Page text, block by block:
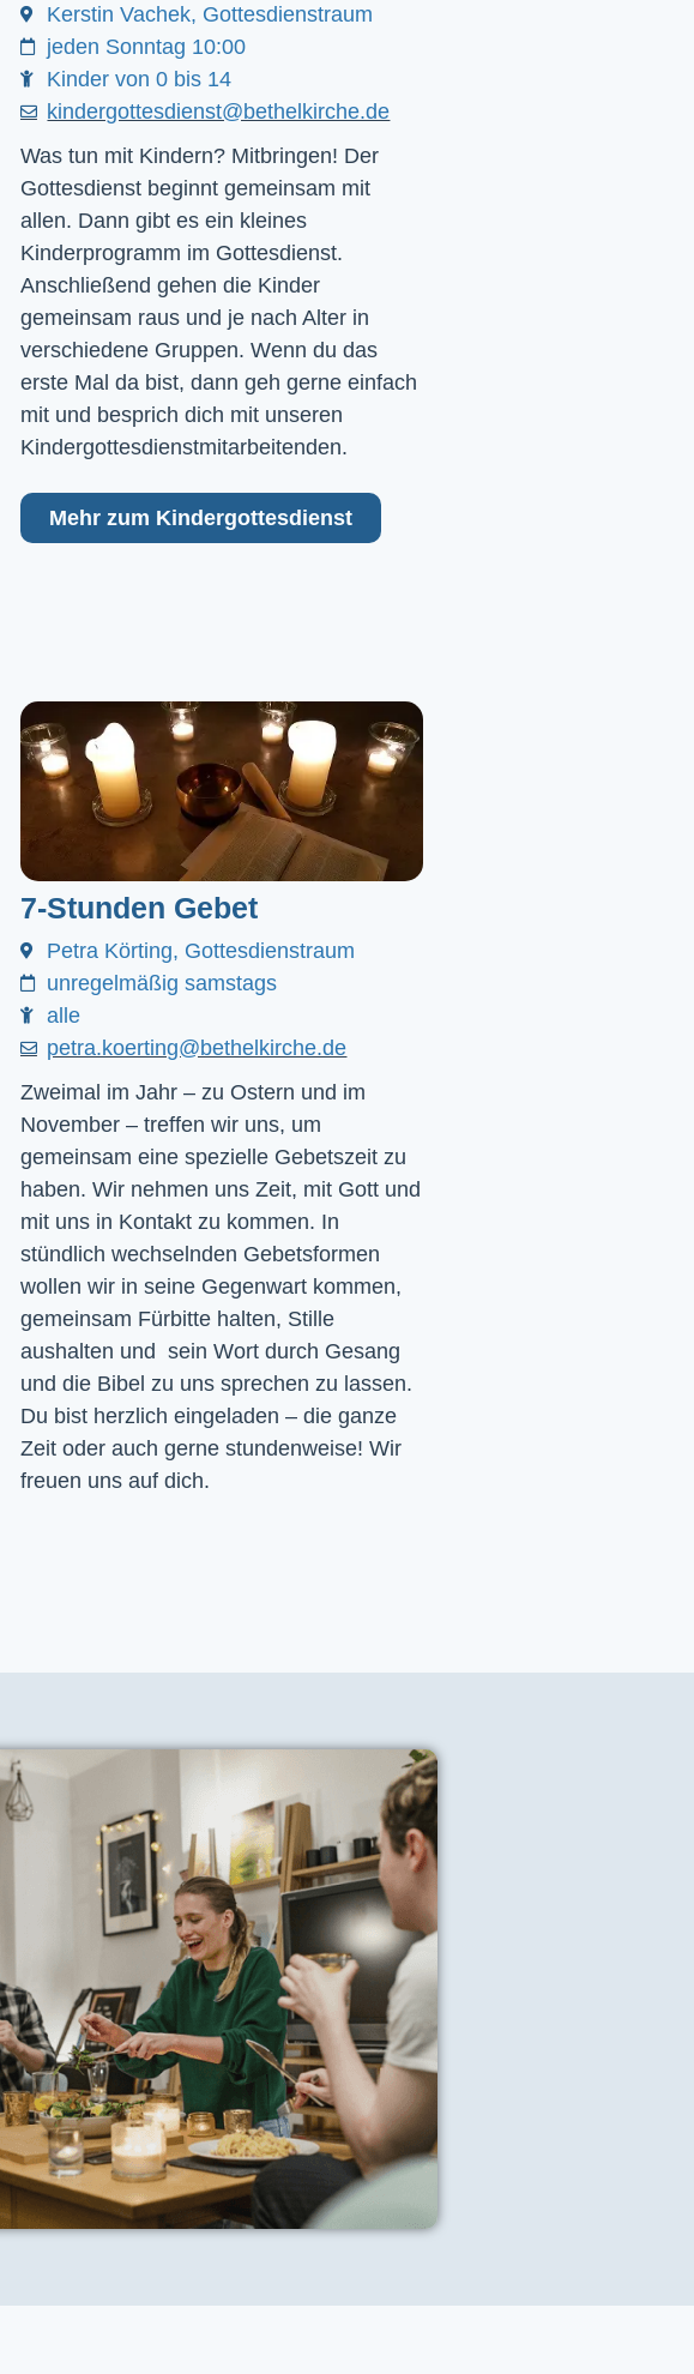
Kerstin Vachek, Gottesdienstraum
jeden Sonntag 10:00
Kinder von 0 bis 14
kindergottesdienst@bethelkirche.de
Was tun mit Kindern? Mitbringen! Der
Gottesdienst beginnt gemeinsam mit
allen. Dann gibt es ein kleines
Kinderprogramm im Gottesdienst.
Anschließend gehen die Kinder
gemeinsam raus und je nach Alter in
verschiedene Gruppen. Wenn du das
erste Mal da bist, dann geh gerne einfach
mit und besprich dich mit unseren
Kindergottesdienstmitarbeitenden.
Mehr zum Kindergottesdienst
7-Stunden Gebet
Petra Körting, Gottesdienstraum
unregelmäßig samstags
alle
petra.koerting@bethelkirche.de
Zweimal im Jahr – zu Ostern und im
November – treffen wir uns, um
gemeinsam eine spezielle Gebetszeit zu
haben. Wir nehmen uns Zeit, mit Gott und
mit uns in Kontakt zu kommen. In
stündlich wechselnden Gebetsformen
wollen wir in seine Gegenwart kommen,
gemeinsam Fürbitte halten, Stille
aushalten und sein Wort durch Gesang
und die Bibel zu uns sprechen zu lassen.
Du bist herzlich eingeladen – die ganze
Zeit oder auch gerne stundenweise! Wir
freuen uns auf dich.